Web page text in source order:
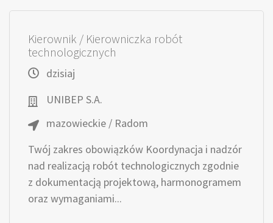
Kierownik / Kierowniczka robót
technologicznych
dzisiaj
UNIBEP S.A.
mazowieckie / Radom
Twój zakres obowiązków Koordynacja i nadzór
nad realizacją robót technologicznych zgodnie
z dokumentacją projektową, harmonogramem
oraz wymaganiami...